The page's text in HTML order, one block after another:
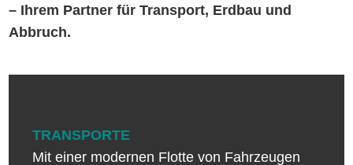
– Ihrem Partner für Transport, Erdbau und
Abbruch.
TRANSPORTE
Mit einer modernen Flotte von Fahrzeugen